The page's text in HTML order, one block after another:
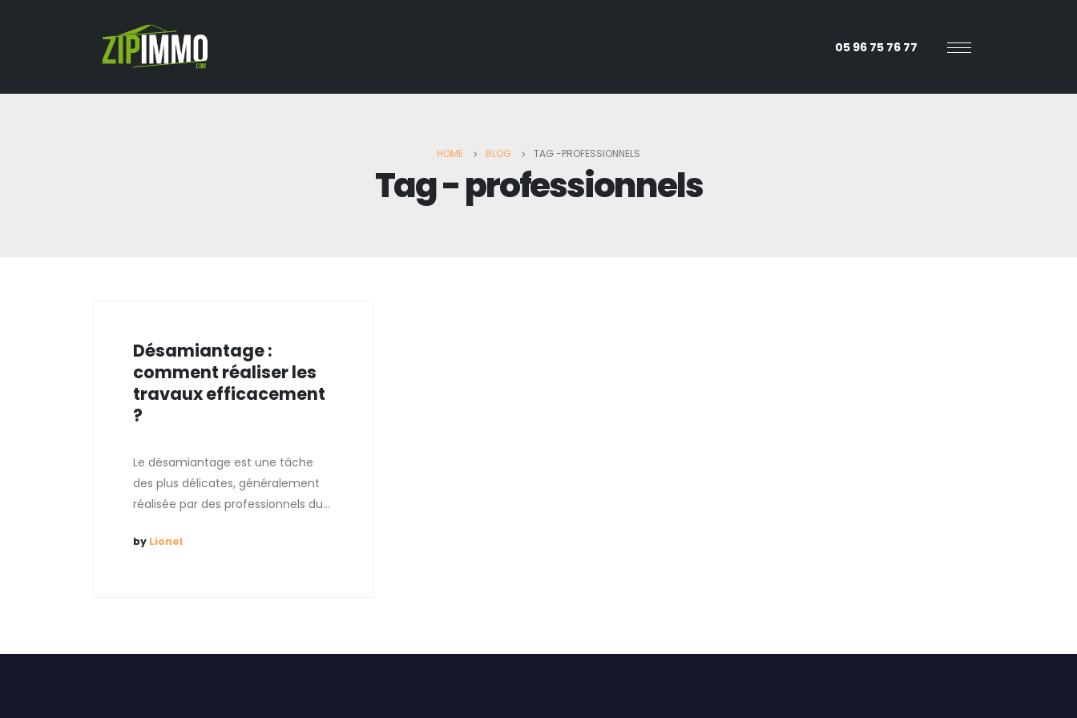
05 96 75 76 77
HOME BLOG TAG -PROFESSIONNELS
Tag - professionnels
Désamiantage :
comment réaliser les
travaux efficacement
?
Le désamiantage est une tâche
des plus délicates, généralement
réalisée par des professionnels du...
by Lionel